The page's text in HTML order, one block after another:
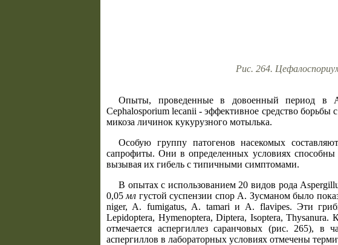
Рис. 264.
Опыты, проведенные в довоенный период в
Cephalosporium lecanii - эффективное средство
микоза личинок кукурузного мотылька.
Особую группу патогенов насекомых
сапрофиты. Они в определенных условиях способны
вызывая их гибель с типичными симптомами.
В опытах с использованием 20 видов рода
0,05 мл густой суспензии спор А. Зусманом было
niger, A. fumigatus, A. tamari и A. flavipes. Эти
Lepidoptera, Hymenoptera, Diptera, Isoptera,
отмечается аспергиллез саранчовых (рис. 265), в
аспергиллов в лабораторных условиях отмечены